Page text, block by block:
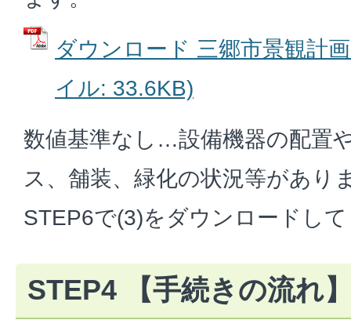
ダウンロード 三郷市景観計
イル: 33.6KB)
数値基準なし…設備機器の配置
ス、舗装、緑化の状況等があり
STEP6で(3)をダウンロードし
STEP4 【手続きの流れ